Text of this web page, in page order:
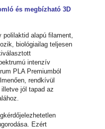
és megbízható 3D
polilaktid alapú filament,
biológiailag teljesen
intenzív
PLA Premiumból
rendkívül
jól tapad az
Ezért